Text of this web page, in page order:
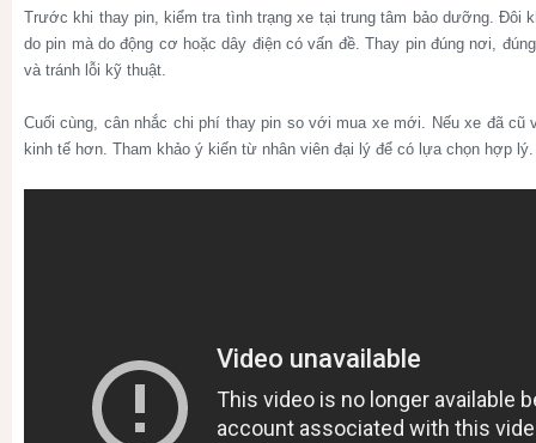
Trước khi thay pin, kiểm tra tình trạng xe tại trung tâm bảo dưỡng. Đôi
do pin mà do động cơ hoặc dây điện có vấn đề. Thay pin đúng nơi,
và tránh lỗi kỹ thuật.
Cuối cùng, cân nhắc chi phí thay pin so với mua xe mới. Nếu xe đã cũ
kinh tế hơn. Tham khảo ý kiến từ nhân viên đại lý để có lựa chọn hợp lý.